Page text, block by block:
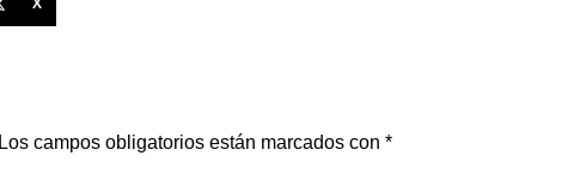
X
Los campos obligatorios están marcados con *